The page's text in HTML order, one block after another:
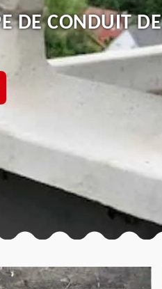
DE CONDUIT DE